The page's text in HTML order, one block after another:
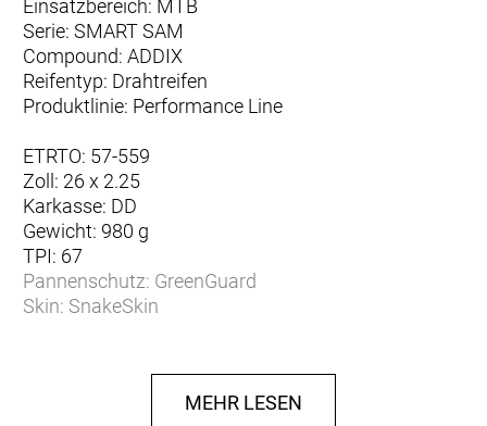
Einsatzbereich: MTB
Serie: SMART SAM
Compound: ADDIX
Reifentyp: Drahtreifen
Produktlinie: Performance Line
ETRTO: 57-559
Zoll: 26 x 2.25
Karkasse: DD
Gewicht: 980 g
TPI: 67
Pannenschutz: GreenGuard
Skin: SnakeSkin
Herstellerdaten gem. GPSR
EU-Verantwortlicher:MEHR LESEN